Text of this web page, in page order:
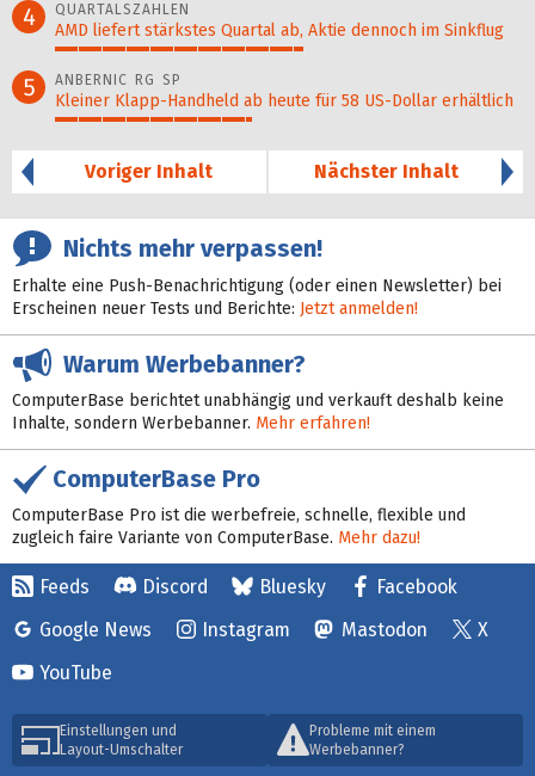
4 QUARTALSZAHLEN
AMD liefert stärkstes Quartal ab, Aktie dennoch im Sinkflug
5 ANBERNIC RG SP
Kleiner Klapp-Hand­held ab heute für 58 US-Dollar er­hält­lich
Voriger Inhalt
Nächster Inhalt
Nichts mehr verpassen!
Erhalte eine Push-Benachrichtigung (oder einen Newsletter) bei
Erscheinen neuer Tests und Berichte: Jetzt anmelden!
Warum Werbebanner?
ComputerBase berichtet unabhängig und verkauft deshalb keine
Inhalte, sondern Werbebanner. Mehr erfahren!
ComputerBase Pro
ComputerBase Pro ist die werbefreie, schnelle, flexible und
zugleich faire Variante von ComputerBase. Mehr dazu!
Feeds Discord Bluesky
Facebook
Google News
Instagram Mastodon
X
YouTube
Einstellungen und
Layout-Umschalter
Probleme mit einem
Werbebanner?